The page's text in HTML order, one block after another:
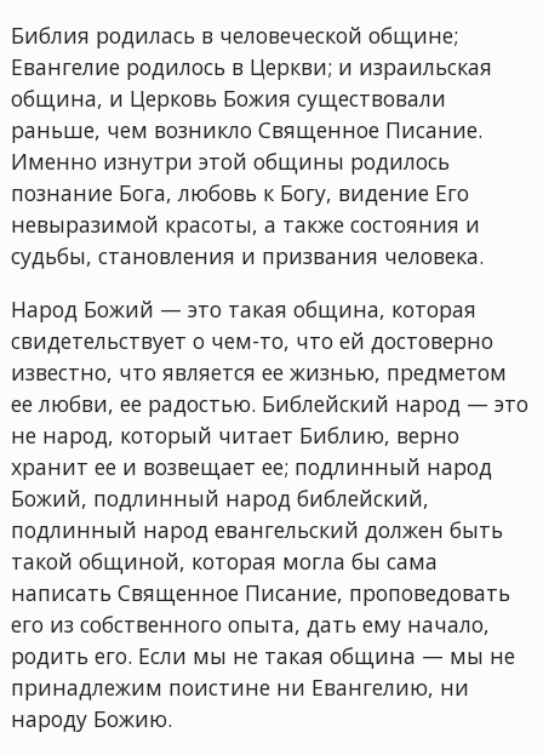
Библия родилась в человеческой общине;
Евангелие родилось в Церкви; и израильская
община, и Церковь Божия существовали
раньше, чем возникло Священное Писание.
Именно изнутри этой общины родилось
познание Бога, любовь к Богу, видение Его
невыразимой красоты, а также состояния и
судьбы, становления и призвания человека.
Народ Божий — это такая община, которая
свидетельствует о чем-то, что ей достоверно
известно, что является ее жизнью, предметом
ее любви, ее радостью. Библейский народ — это
не народ, который читает Библию, верно
хранит ее и возвещает ее; подлинный народ
Божий, подлинный народ библейский,
подлинный народ евангельский должен быть
такой общиной, которая могла бы сама
написать Священное Писание, проповедовать
его из собственного опыта, дать ему начало,
родить его. Если мы не такая община — мы не
принадлежим поистине ни Евангелию, ни
народу Божию.